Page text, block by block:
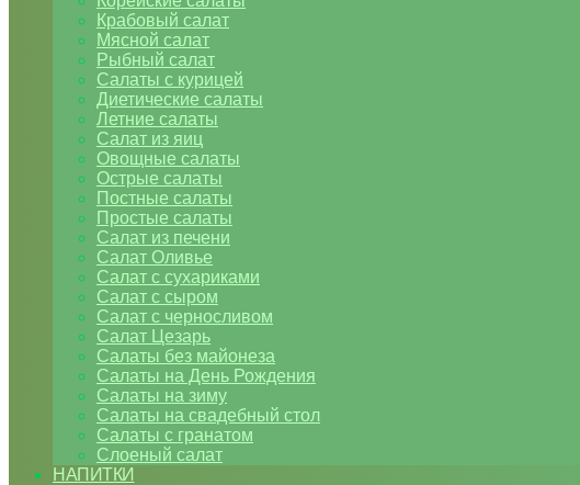
Крабовый салат
Мясной салат
Рыбный салат
Салаты с курицей
Диетические салаты
Летние салаты
Салат из яиц
Овощные салаты
Острые салаты
Постные салаты
Простые салаты
Салат из печени
Салат Оливье
Салат с сухариками
Салат с сыром
Салат с черносливом
Салат Цезарь
Салаты без майонеза
Салаты на День Рождения
Салаты на зиму
Салаты на свадебный стол
Салаты с гранатом
Слоеный салат
НАПИТКИ